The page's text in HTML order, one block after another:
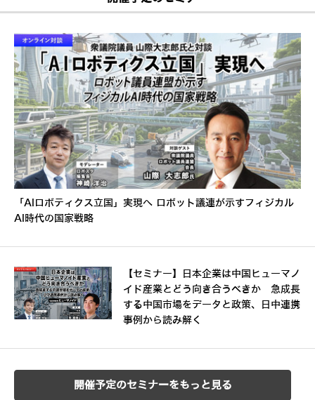
「AIロボティクス立国」実現へ ロボット議連が示すフィジカル
AI時代の国家戦略
【セミナー】日本企業は中国ヒューマノ
イド産業とどう向き合うべきか 急成長
する中国市場をデータと政策、日中連携
事例から読み解く
開催予定のセミナーをもっと見る